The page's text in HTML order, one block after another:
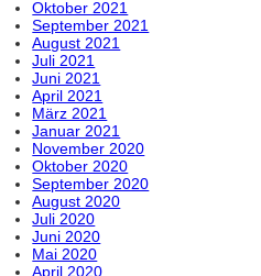
Oktober 2021
September 2021
August 2021
Juli 2021
Juni 2021
April 2021
März 2021
Januar 2021
November 2020
Oktober 2020
September 2020
August 2020
Juli 2020
Juni 2020
Mai 2020
April 2020